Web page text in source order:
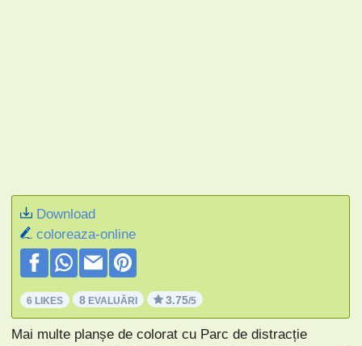
Download
coloreaza-online
6 LIKES 8 EVALUĂRI 3.75/5
Mai multe planșe de colorat cu Parc de distracție